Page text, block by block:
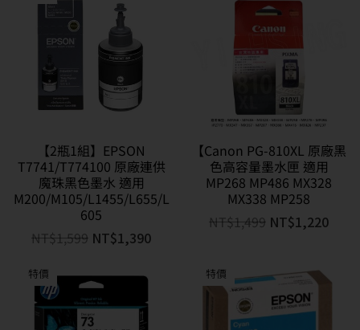
【2瓶1組】EPSON
T7741/T774100 原廠連供
魔珠黑色墨水 適用
M200/M105/L1455/L655/L
605
NT$1,599 NT$1,390
【Canon PG-810XL 原廠黑
色高容量墨水匣 適用
MP268 MP486 MX328
MX338 MP258
NT$1,499 NT$1,220
特價 特價